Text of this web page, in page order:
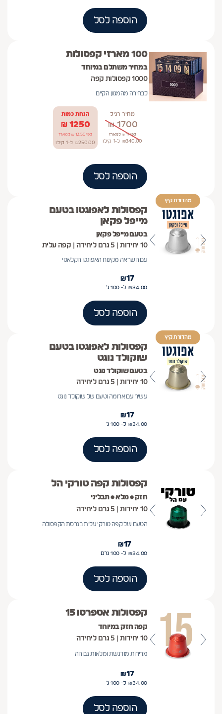
הוספה לסל
100 מארזי קפסולות
במחיר משתלם במיוחד
1000 קפסולות קפה
לבחירה מהמגוון הקיים
מחיר רגיל
1700
₪
לפי 17 ₪ למארז
340.00
₪ ל-1 קילו
הנחת כמות
1250
₪
לפי 12.50 ₪ למארז
250.00
₪ ל-1 קילו
הוספה לסל
מהדורת קיץ
קפסולות לאפוגטו בטעם
מייפל פקאן
בטעם מייפל פקאן
10 יחידות | 5 גרם ליחידה | קפה עלית
עם השראה מקינוח האפוגטו הקלאסי
17
₪
34.00
₪ ל- 100 ג'
הוספה לסל
מהדורת קיץ
קפסולות לאפוגטו בטעם
שוקולד נוגט
בטעם שוקולד נוגט
10 יחידות | 5 גרם ליחידה
עשיר עם ארומה וטעם של שוקולד נוגט
17
₪
34.00
₪ ל- 100 ג'
הוספה לסל
קפסולות קפה טורקי הל
חזק • מלא • תבליני
10 יחידות | 5 גרם ליחידה
הטעם של קפה טורקי עלית בגרסת הקפסולה
17
₪
34.00
₪ ל- 100 גרם
הוספה לסל
קפסולות אספרסו 15
קפה חזק במיוחד
10 יחידות | 5 גרם ליחידה
מרירות מודגשת ומלאות גבוהה
17
₪
34.00
₪ ל- 100 ג'
הוספה לסל